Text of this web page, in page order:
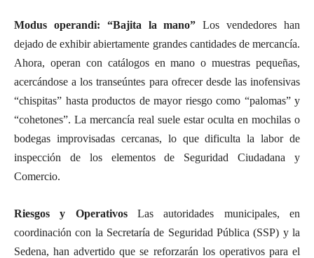
Modus operandi: “Bajita la mano” Los vendedores han
dejado de exhibir abiertamente grandes cantidades de mercancía.
Ahora, operan con catálogos en mano o muestras pequeñas,
acercándose a los transeúntes para ofrecer desde las inofensivas
“chispitas” hasta productos de mayor riesgo como “palomas” y
“cohetones”. La mercancía real suele estar oculta en mochilas o
bodegas improvisadas cercanas, lo que dificulta la labor de
inspección de los elementos de Seguridad Ciudadana y
Comercio.
Riesgos y OperativosLas autoridades municipales, en
coordinación con la Secretaría de Seguridad Pública (SSP) y la
Sedena, han advertido que se reforzarán los operativos para el